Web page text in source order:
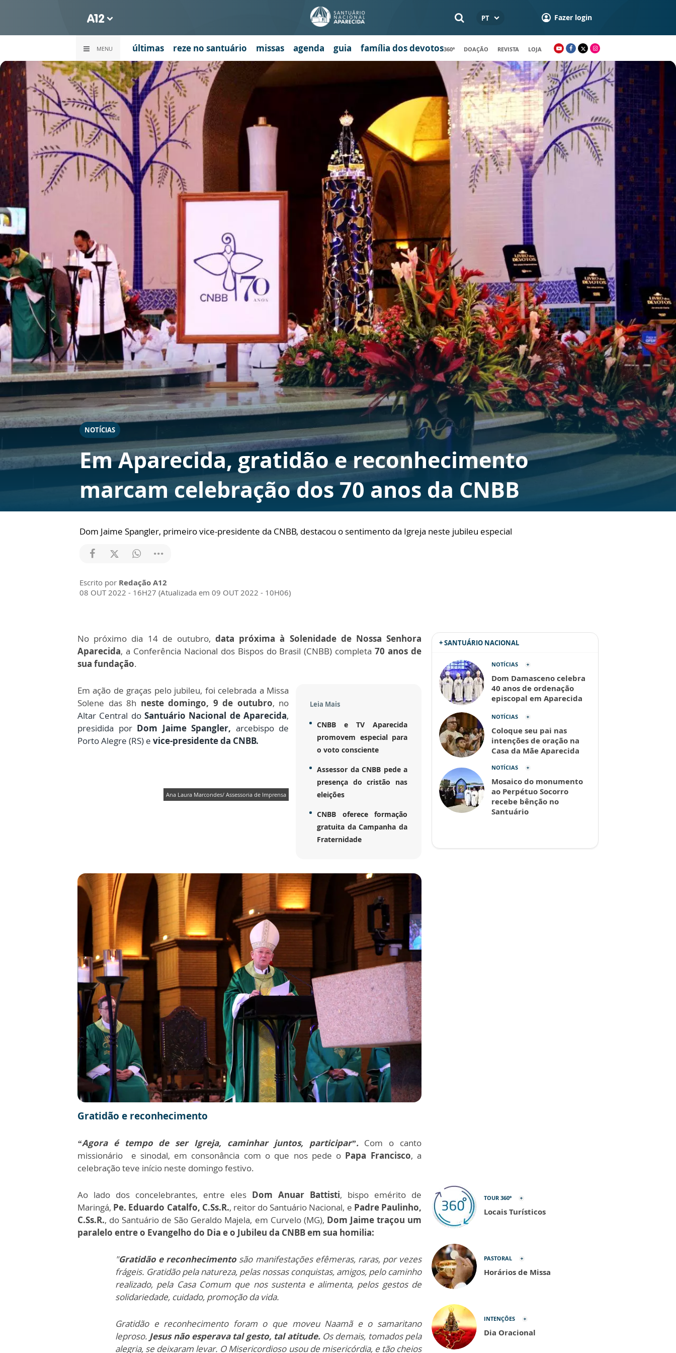
PT Fazer login
MENU últimas reze no santuário missas agenda guia família dos devotos360º DOAÇÃO REVISTA LOJA
NOTÍCIAS
Em Aparecida, gratidão e reconhecimento
marcam celebração dos 70 anos da CNBB
Dom Jaime Spangler, primeiro vice-presidente da CNBB, destacou o sentimento da Igreja neste jubileu especial
Escrito por Redação A12
08 OUT 2022 - 16H27 (Atualizada em 09 OUT 2022 - 10H06)
No próximo dia 14 de outubro, data próxima à Solenidade de Nossa Senhora
Aparecida, a Conferência Nacional dos Bispos do Brasil (CNBB) completa70 anos de
sua fundação.
Leia Mais
CNBB e TV Aparecida
promovem especial para
o voto consciente
Assessor da CNBB pede a
presença do cristão nas
eleições
CNBB oferece formação
gratuita da Campanha da
Fraternidade
Em ação de graças pelo jubileu, foi celebrada a Missa
Solene das 8h neste domingo, 9 de outubro, no
Altar Central do Santuário Nacional de Aparecida,
presidida por Dom Jaime Spangler, arcebispo de
Porto Alegre (RS) e vice-presidente da CNBB.
Ana Laura Marcondes/ Assessoria de Imprensa
Gratidão e reconhecimento
“Agora é tempo de ser Igreja, caminhar juntos, participar”. Com o canto
missionário e sinodal, em consonância com o que nos pede o Papa Francisco, a
celebração teve início neste domingo festivo.
Ao lado dos concelebrantes, entre eles Dom Anuar Battisti, bispo emérito de
Maringá, Pe. Eduardo Catalfo, C.Ss.R., reitor do Santuário Nacional, e Padre Paulinho,
C.Ss.R., do Santuário de São Geraldo Majela, em Curvelo (MG), Dom Jaime traçou um
paralelo entre o Evangelho do Dia e o Jubileu da CNBB em sua homilia:
"Gratidão e reconhecimento são manifestações efêmeras, raras, por vezes
frágeis. Gratidão pela natureza, pelas nossas conquistas, amigos, pelo caminho
realizado, pela Casa Comum que nos sustenta e alimenta, pelos gestos de
solidariedade, cuidado, promoção da vida.
Gratidão e reconhecimento foram o que moveu Naamã e o samaritano
leproso. Jesus não esperava tal gesto, tal atitude.Os demais, tomados pela
alegria, se deixaram levar. O Misericordioso usou de misericórdia, e tão cheios
+ SANTUÁRIO NACIONAL
NOTÍCIAS
Dom Damasceno celebra
40 anos de ordenação
episcopal em Aparecida
NOTÍCIAS
Coloque seu pai nas
intenções de oração na
Casa da Mãe Aparecida
NOTÍCIAS
Mosaico do monumento
ao Perpétuo Socorro
recebe bênção no
Santuário
TOUR 360º
Locais Turísticos
PASTORAL
Horários de Missa
INTENÇÕES
Dia Oracional